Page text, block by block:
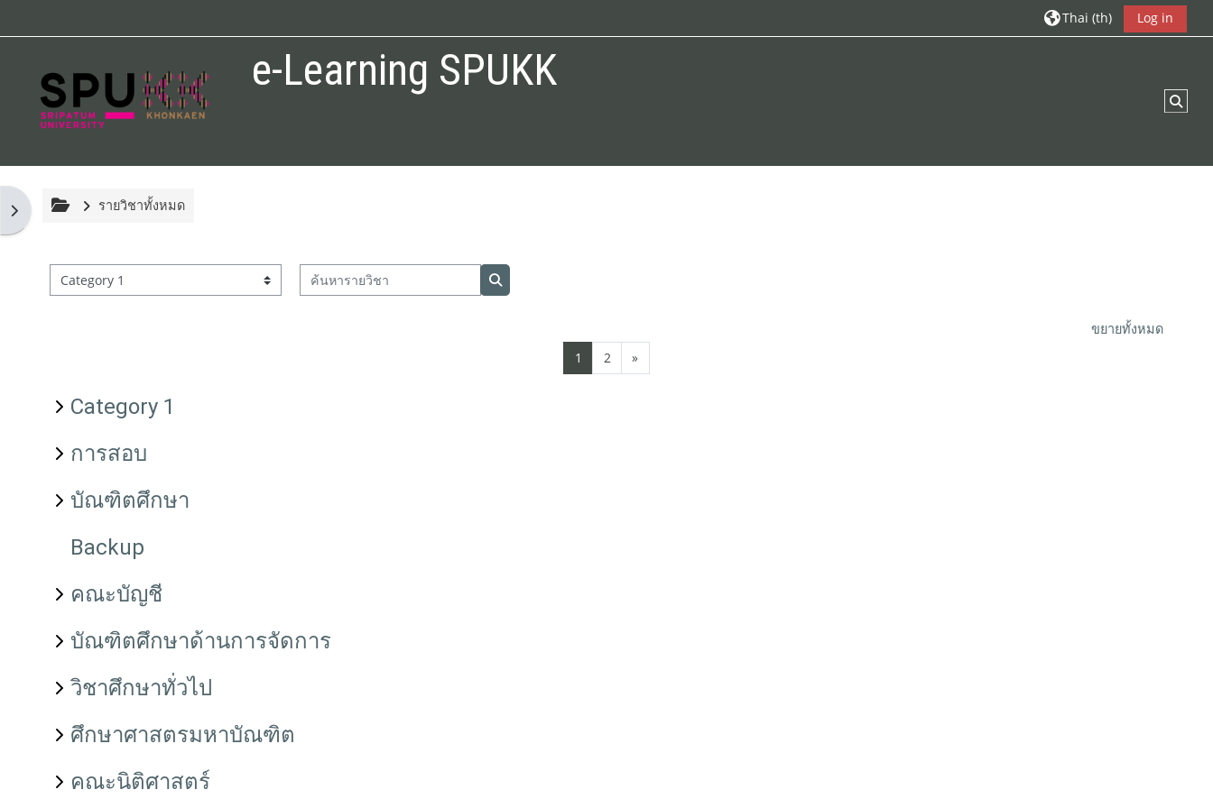
Thai ‎(th)‎ Log in
e-Learning SPUKK
Open block drawerรายวิชาทั้งหมด
ประเภทของรายวิชา
ค้นหารายวิชา
ค้นหารายวิชา
ขยายทั้งหมด
1 หน้า 1
2หน้า 2
»Next page
Category 1
การสอบ
บัณฑิตศึกษา
Backup
คณะบัญชี
บัณฑิตศึกษาด้านการจัดการ
วิชาศึกษาทั่วไป
ศึกษาศาสตรมหาบัณฑิต
คณะนิติศาสตร์